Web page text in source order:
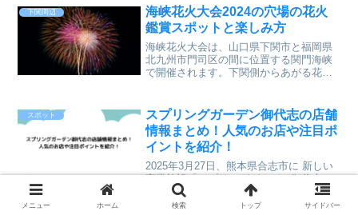
はある？」「どんなテナントが入る
の？」そんな疑問をお...
下関周辺
海峡花火大会2024の穴場の花火
鑑賞スポットと楽しみ方
海峡花火大会は、山口県下関市と福岡県
北九州市門司区の間に位置する関門海峡
で開催されます。下関側からあがる花火
す。
スポット
スプリングガーデン御代志の店舗
情報まとめ！人気のお店や注目ポ
イントを紹介！
2025年3月27日、熊本県合志市に 新しい
商業施設「スプリングガーデン御代志」
がオープン予定！地域密着型のショッピ
ングモールとして、 食品スーパーや飲食
メニュー ホーム 検索 トップ サイドバー